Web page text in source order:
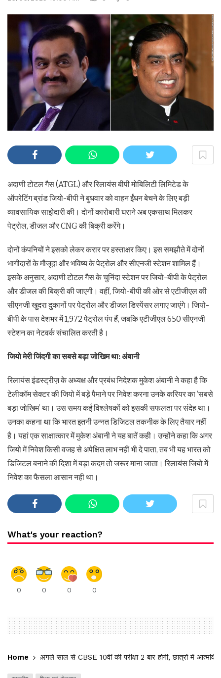
अदाणी टोटल गैस (ATGL) और रिलायंस बीपी मोबिलिटी लिमिटेड के
ऑपरेटिंग ब्रांड जियो-बीपी ने बुधवार को वाहन ईंधन बेचने के लिए बड़ी
व्यावसायिक साझेदारी की। दोनों कारोबारी घराने अब एकसाथ मिलकर
पेट्रोल, डीजल और CNG की बिक्री करेंगे।
दोनों कंपनियों ने इसको लेकर करार पर हस्ताक्षर किए। इस समझौते में दोनों
भागीदारों के मौजूदा और ‌भविष्य के पेट्रोल और सीएनजी स्टेशन शामिल हैं।
इसके अनुसार, अदाणी टोटल गैस के चुनिंदा स्टेशन पर जियो-बीपी के पेट्रोल
और डीजल की बिक्री की जाएगी। वहीं, जियो-बीपी की ओर से एटीजीएल की
सीएनजी खुदरा दुकानों पर पेट्रोल और डीजल डिस्पेंसर लगाए जाएंगे। जियो-
बीपी के पास देशभर में 1,972 पेट्रोल पंप हैं, जबकि एटीजीएल 650 सीएनजी
स्टेशन का नेटवर्क संचालित करती है।
जियो मेरी जिंदगी का सबसे बड़ा जोखिम था: अंबानी
रिलायंस इंडस्ट्रीज़ के अध्यक्ष और प्रबंध निदेशक मुकेश अंबानी ने कहा है कि
टेलीकॉम सेक्टर की जियो में बड़े पैमाने पर निवेश करना उनके करियर का ‘सबसे
बड़ा जोखिम’ था। उस समय कई विश्लेषकों को इसकी सफलता पर संदेह था।
उनका कहना था कि भारत इतनी उन्नत डिजिटल तकनीक के लिए तैयार नहीं
है। यहां एक साक्षात्कार में मुकेश अंबानी ने यह बातें कही। उन्होंने कहा कि अगर
जियो में निवेश किसी वजह से अपेक्षित लाभ नहीं भी दे पाता, तब भी यह भारत को
डिजिटल बनाने की दिशा में बड़ा कदम तो जरूर माना जाता। रिलायंस जियो में
निवेश का फैसला आसान नही था।
What's your reaction?
0 0 0 0
Home अगले साल से CBSE 10वीं की परीक्षा 2 बार होगी, छात्रों में